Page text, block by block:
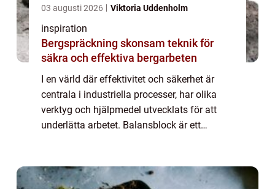
03 augusti 2026 Viktoria Uddenholm
inspiration
Bergspräckning skonsam teknik för
säkra och effektiva bergarbeten
I en värld där effektivitet och säkerhet är
centrala i industriella processer, har olika
verktyg och hjälpmedel utvecklats för att
underlätta arbetet. Balansblock är ett